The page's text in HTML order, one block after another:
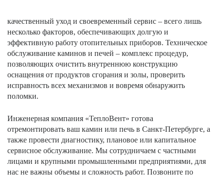
качественный уход и своевременный сервис – всего лишь
несколько факторов, обеспечивающих долгую и
эффективную работу отопительных приборов. Техническое
обслуживание каминов и печей – комплекс процедур,
позволяющих очистить внутреннюю конструкцию
оснащения от продуктов сгорания и золы, проверить
исправность всех механизмов и вовремя обнаружить
поломки.
Инженерная компания «ТеплоВент» готова
отремонтировать ваш камин или печь в Санкт-Петербурге, а
также провести диагностику, плановое или капитальное
сервисное обслуживание. Мы сотрудничаем с частными
лицами и крупными промышленными предприятиями, для
нас не важны объемы и сложность работ. Позвоните по